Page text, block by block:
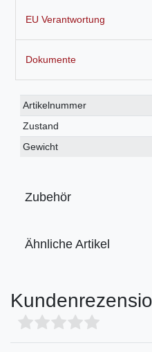
EU Verantwortung
Dokumente
Technisches
Merkmal
Wert
Artikelnummer
Zustand
Gewicht
Zubehör
Ähnliche Artikel